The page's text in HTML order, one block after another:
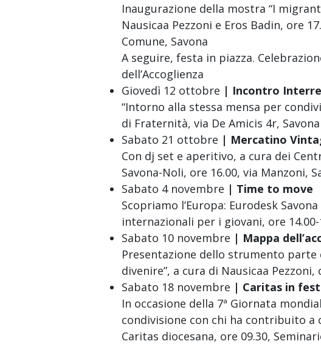
Inaugurazione della mostra “I
Nausicaa Pezzoni e Eros Badin, ore
Comune, Savona
A seguire, festa in piazza.
dell’Accoglienza
Giovedì 12 ottobre | Incontro
“Intorno alla stessa mensa per
di Fraternità, via De Amicis 4r, Savona
Sabato 21 ottobre | Mercatino
Con dj set e aperitivo, a cura dei
Savona-Noli, ore 16.00, via Manzoni,
Sabato 4 novembre | Time to move
Scopriamo l’Europa: Eurodesk
internazionali per i giovani, ore 14.00-
Sabato 10 novembre | Mappa
Presentazione dello strumento
divenire”, a cura di Nausicaa Pezzoni,
Sabato 18 novembre | Caritas in
In occasione della 7ª Giornata
condivisione con chi ha contribuito
Caritas diocesana, ore 09.30,